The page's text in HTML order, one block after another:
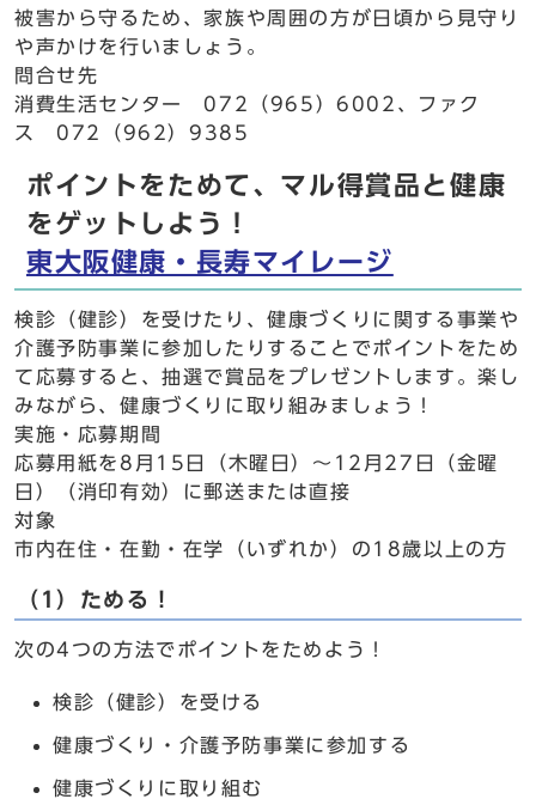
被害から守るため、家族や周囲の方が日頃から見守り
や声かけを行いましょう。
問合せ先
消費生活センター 072（965）6002、ファク
ス 072（962）9385
ポイントをためて、マル得賞品と健康
をゲットしよう！
東大阪健康・長寿マイレージ
検診（健診）を受けたり、健康づくりに関する事業や
介護予防事業に参加したりすることでポイントをため
て応募すると、抽選で賞品をプレゼントします。楽し
みながら、健康づくりに取り組みましょう！
実施・応募期間
応募用紙を8月15日（木曜日）～12月27日（金曜
日）（消印有効）に郵送または直接
対象
市内在住・在勤・在学（いずれか）の18歳以上の方
（1）ためる！
次の4つの方法でポイントをためよう！
検診（健診）を受ける
健康づくり・介護予防事業に参加する
健康づくりに取り組む